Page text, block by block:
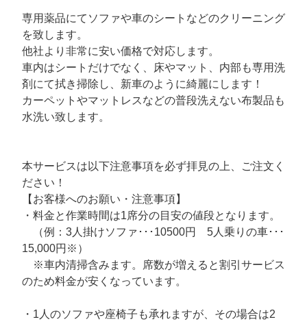
専用薬品にてソファや車のシートなどのクリーニング
を致します。
他社より非常に安い価格で対応します。
車内はシートだけでなく、床やマット、内部も専用洗
剤にて拭き掃除し、新車のように綺麗にします！
カーペットやマットレスなどの普段洗えない布製品も
水洗い致します。
本サービスは以下注意事項を必ず拝見の上、ご注文く
ださい！
【お客様へのお願い・注意事項】
・料金と作業時間は1席分の目安の値段となります。
（例：3人掛けソファ･･･10500円 5人乗りの車･･･
15,000円※）
※車内清掃含みます。席数が増えると割引サービス
のため料金が安くなっています。
・1人のソファや座椅子も承れますが、その場合は2